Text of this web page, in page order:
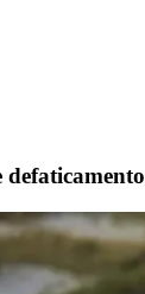
defaticamento